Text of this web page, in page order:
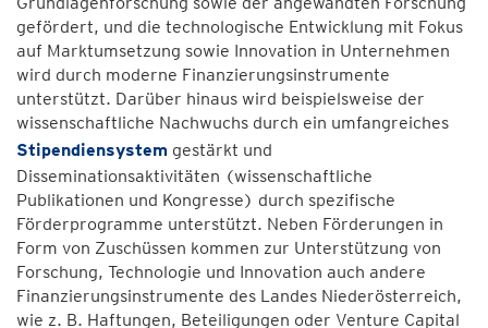
gefördert, und die technologische Entwicklung mit Fokus
auf Marktumsetzung sowie Innovation in Unternehmen
wird durch moderne Finanzierungsinstrumente
unterstützt. Darüber hinaus wird beispielsweise der
wissenschaftliche Nachwuchs durch ein umfangreiches
Stipendiensystem gestärkt und
Disseminationsaktivitäten (wissenschaftliche
Publikationen und Kongresse) durch spezifische
Förderprogramme unterstützt. Neben Förderungen in
Form von Zuschüssen kommen zur Unterstützung von
Forschung, Technologie und Innovation auch andere
Finanzierungsinstrumente des Landes Niederösterreich,
wie z. B. Haftungen, Beteiligungen oder Venture Capital